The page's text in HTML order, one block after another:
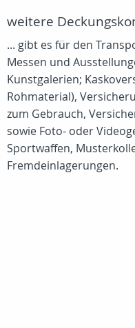
weitere
... gibt es für den
Messen und
Kunstgalerien;
Rohmaterial),
zum Gebrauch,
sowie Foto- oder
Sportwaffen,
Fremdeinlagerungen.